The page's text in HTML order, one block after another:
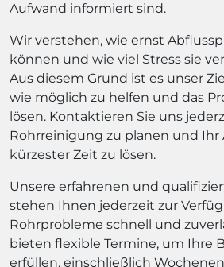
Aufwand informiert sind.
Wir verstehen, wie ernst
können und wie viel Stress sie
Aus diesem Grund ist es unser
wie möglich zu helfen und das
lösen. Kontaktieren Sie uns
Rohrreinigung zu planen und Ihr
kürzester Zeit zu lösen.
Unsere erfahrenen und
stehen Ihnen jederzeit zur
Rohrprobleme schnell und
bieten flexible Termine, um Ihre
erfüllen, einschließlich